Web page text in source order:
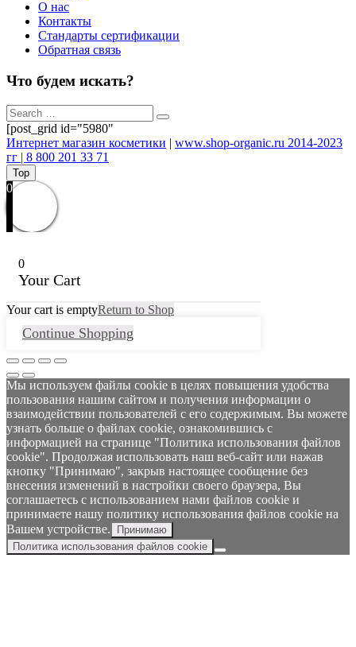
О нас
Контакты
Стандарты сертификации
Обратная связь
Что будем искать?
[post_grid id="5980"
Интернет магазин косметики | www.shop-organic.ru 2014-2023
гг | 8 800 201 33 71
Top
0
0
Your Cart
Your cart is emptyReturn to Shop
Continue Shopping
Мы используем файлы cookie в целях повышения удобства
пользования нашим сайтом и получения информации о
взаимодействии пользователей с его содержимым. Вы можете
узнать больше о файлах cookie, ознакомившись с
информацией на странице "Политика использования файлов
cookie". Продолжая использовать наш веб-сайт или нажав
кнопку "Принимаю", закрыв настоящее сообщение без
внесения изменений в настройки своего браузера, Вы
соглашаетесь с использованием нами файлов cookie и
принимаете нашу политику использования файлов cookie на
Вашем устройстве.
Принимаю
Политика использования файлов cookie